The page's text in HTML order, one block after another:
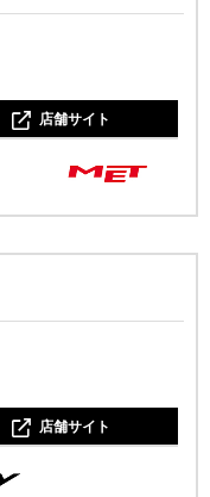
店舗サイト
店舗サイト